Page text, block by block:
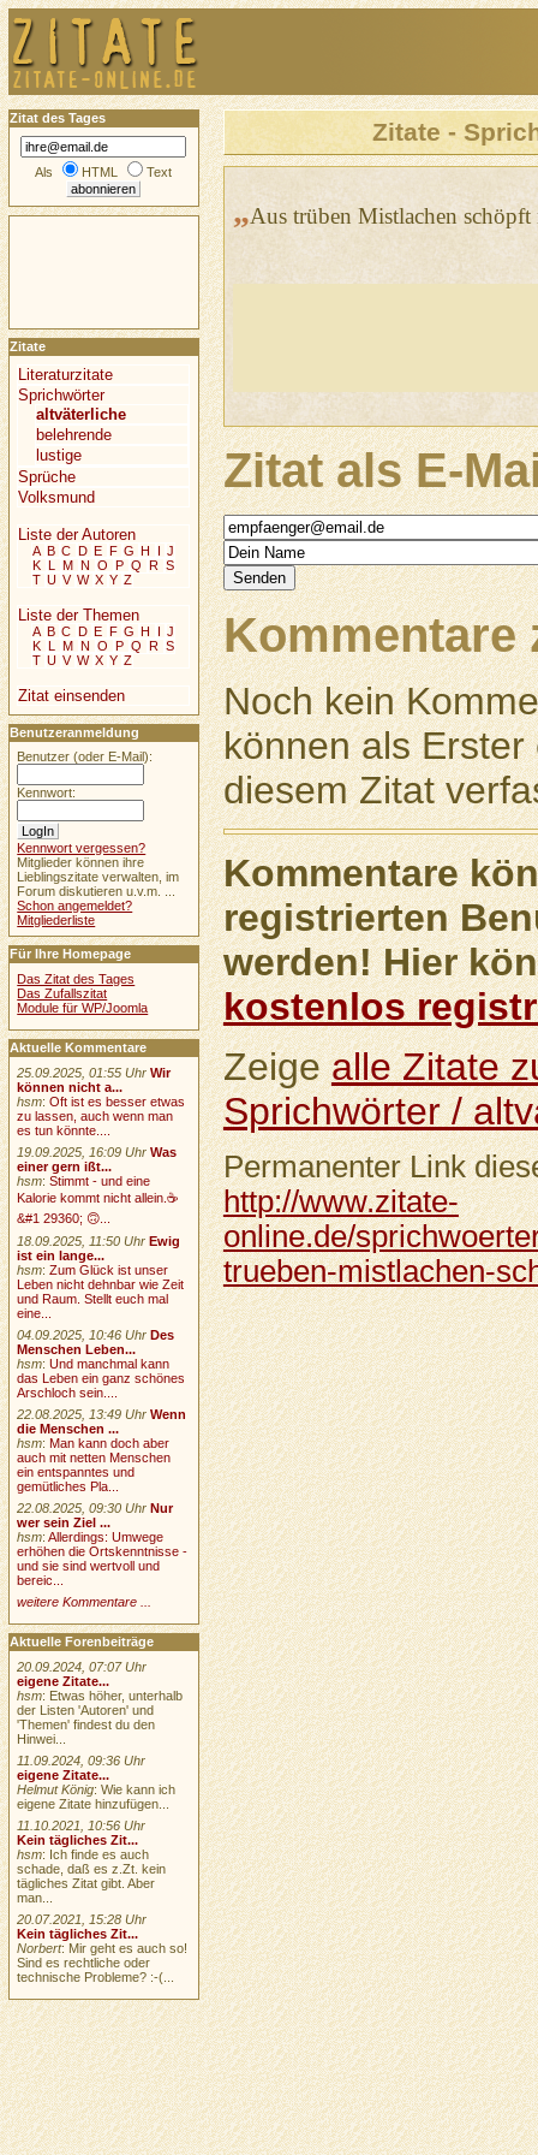
Zitate -
„Aus trüben Mistlachen schöpft
Zitat als E-
Kommentare
Noch kein
können als
diesem Zitat
Kommentare
registrierten
werden! Hier
kostenlos
Zeigealle Zitate
Sprichwörter /
Permanenter Link
http://www.zitate-
online.de/
trueben-mistlachen-
Zitat des Tages
Als HTML Text
Zitate
Literaturzitate
Sprichwörter
altväterliche
belehrende
lustige
Sprüche
Volksmund
Liste der Autoren
A B C D E F G H I J
K L M N O P Q R S
T U V W X Y Z
Liste der Themen
A B C D E F G H I J
K L M N O P Q R S
T U V W X Y Z
Zitat einsenden
Benutzeranmeldung
Benutzer (oder E-Mail):
Kennwort:
Kennwort vergessen?
Mitglieder können ihre
Lieblingszitate verwalten, im
Forum diskutieren u.v.m. ...
Schon angemeldet?
Mitgliederliste
Für Ihre Homepage
Das Zitat des Tages
Das Zufallszitat
Module für WP/Joomla
Aktuelle Kommentare
25.09.2025, 01:55 Uhr Wir
können nicht a...
hsm:Oft ist es besser etwas
zu lassen, auch wenn man
es tun könnte....
19.09.2025, 16:09 Uhr Was
einer gern ißt...
hsm:Stimmt - und eine
Kalorie kommt nicht allein.☕
&#1 29360; 🙃...
18.09.2025, 11:50 Uhr Ewig
ist ein lange...
hsm:Zum Glück ist unser
Leben nicht dehnbar wie Zeit
und Raum. Stellt euch mal
eine...
04.09.2025, 10:46 Uhr Des
Menschen Leben...
hsm:Und manchmal kann
das Leben ein ganz schönes
Arschloch sein....
22.08.2025, 13:49 Uhr Wenn
die Menschen ...
hsm:Man kann doch aber
auch mit netten Menschen
ein entspanntes und
gemütliches Pla...
22.08.2025, 09:30 Uhr Nur
wer sein Ziel ...
hsm:Allerdings: Umwege
erhöhen die Ortskenntnisse -
und sie sind wertvoll und
bereic...
weitere Kommentare ...
Aktuelle Forenbeiträge
20.09.2024, 07:07 Uhr
eigene Zitate...
hsm: Etwas höher, unterhalb
der Listen 'Autoren' und
'Themen' findest du den
Hinwei...
11.09.2024, 09:36 Uhr
eigene Zitate...
Helmut König: Wie kann ich
eigene Zitate hinzufügen...
11.10.2021, 10:56 Uhr
Kein tägliches Zit...
hsm: Ich finde es auch
schade, daß es z.Zt. kein
tägliches Zitat gibt. Aber
man...
20.07.2021, 15:28 Uhr
Kein tägliches Zit...
Norbert: Mir geht es auch so!
Sind es rechtliche oder
technische Probleme? :-(...